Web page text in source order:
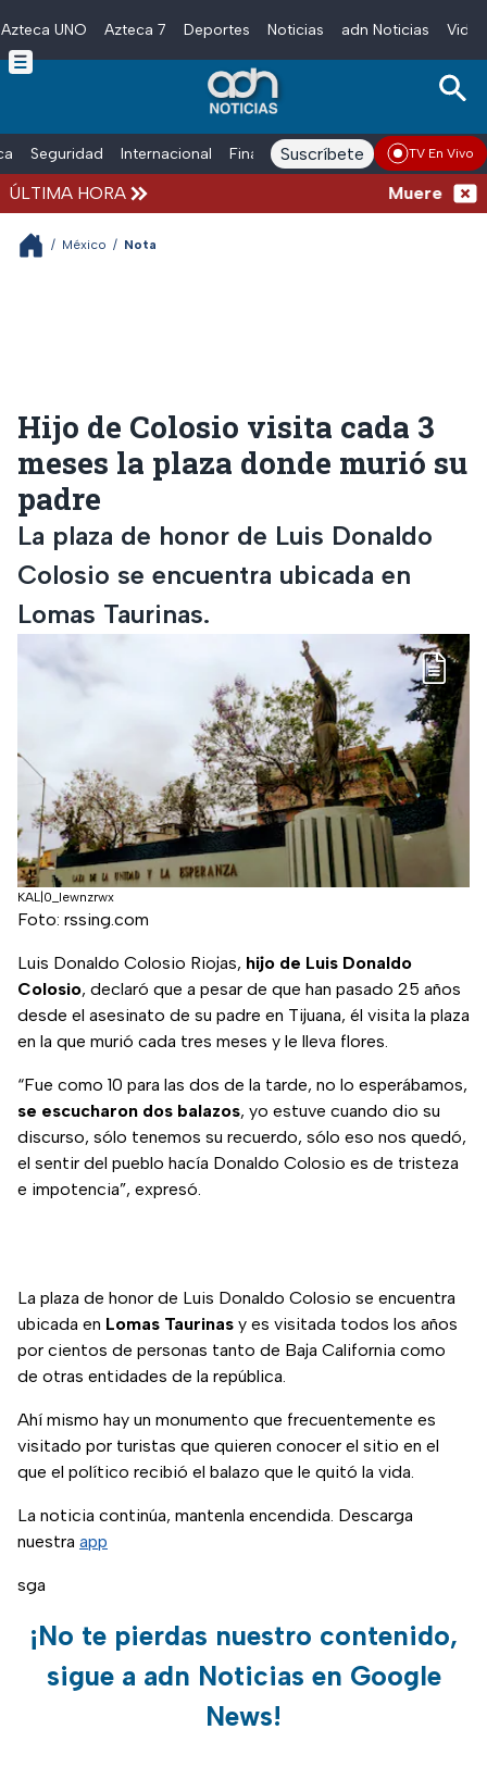
Skip to main content
Azteca UNO Azteca 7 Deportes Noticias adn Noticias
Seguridad Internacional Finanzas adn Noticias Radio
Suscríbete TV En Vivo
ÚLTIMA HORA Muere a los
/ México / Nota
Hijo de Colosio visita cada 3
meses la plaza donde murió su
padre
La plaza de honor de Luis Donaldo
Colosio se encuentra ubicada en
Lomas Taurinas.
KAL|0_lewnzrwx
Foto: rssing.com
Luis Donaldo Colosio Riojas, hijo de Luis Donaldo
Colosio, declaró que a pesar de que han pasado 25 años
desde el asesinato de su padre en Tijuana, él visita la plaza
en la que murió cada tres meses y le lleva flores.
“Fue como 10 para las dos de la tarde, no lo esperábamos,
se escucharon dos balazos, yo estuve cuando dio su
discurso, sólo tenemos su recuerdo, sólo eso nos quedó,
el sentir del pueblo hacía Donaldo Colosio es de tristeza
e impotencia”, expresó.
La plaza de honor de Luis Donaldo Colosio se encuentra
ubicada en Lomas Taurinas y es visitada todos los años
por cientos de personas tanto de Baja California como
de otras entidades de la república.
Ahí mismo hay un monumento que frecuentemente es
visitado por turistas que quieren conocer el sitio en el
que el político recibió el balazo que le quitó la vida.
La noticia continúa, mantenla encendida. Descarga
nuestra app
sga
¡No te pierdas nuestro contenido,
sigue a adn Noticias en Google
News!